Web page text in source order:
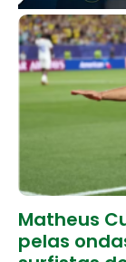
Matheus
pelas